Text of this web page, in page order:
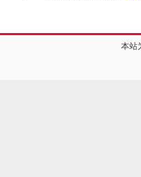
本站